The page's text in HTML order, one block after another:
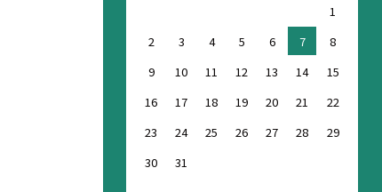
1
2
3 4 5 6 7
8
9
10 11 12 13 14
15
16
17 18 19 20 21
22
23
24 25 26 27 28
29
30
31